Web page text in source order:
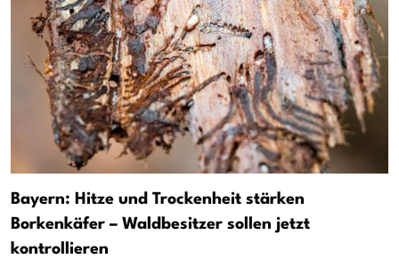
Bayern: Hitze und Trockenheit stärken
Borkenkäfer – Waldbesitzer sollen jetzt
kontrollieren